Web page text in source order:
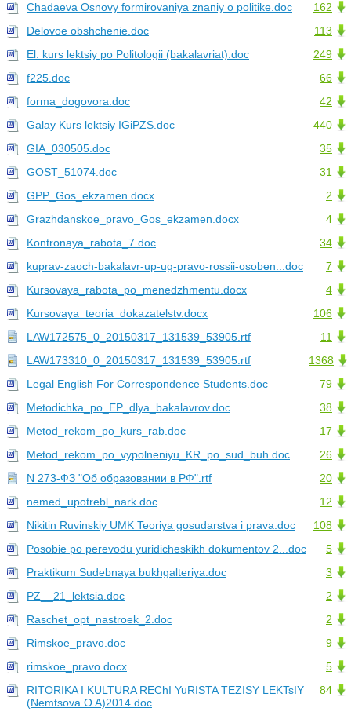
162
Chadaeva Osnovy formirovaniya znaniy o politike.doc
113
Delovoe obshchenie.doc
249
El. kurs lektsiy po Politologii (bakalavriat).doc
66
f225.doc
42
forma_dogovora.doc
440
Galay Kurs lektsiy IGiPZS.doc
35
GIA_030505.doc
31
GOST_51074.doc
2
GPP_Gos_ekzamen.docx
4
Grazhdanskoe_pravo_Gos_ekzamen.docx
34
Kontronaya_rabota_7.doc
7
kuprav-zaoch-bakalavr-up-ug-pravo-rossii-osoben...doc
4
Kursovaya_rabota_po_menedzhmentu.docx
106
Kursovaya_teoria_dokazatelstv.docx
11
LAW172575_0_20150317_131539_53905.rtf
1368
LAW173310_0_20150317_131539_53905.rtf
79
Legal English For Correspondence Students.doc
38
Metodichka_po_EP_dlya_bakalavrov.doc
17
Metod_rekom_po_kurs_rab.doc
26
Metod_rekom_po_vypolneniyu_KR_po_sud_buh.doc
20
N 273-ФЗ "Об образовании в РФ".rtf
12
nemed_upotrebl_nark.doc
108
Nikitin Ruvinskiy UMK Teoriya gosudarstva i prava.doc
5
Posobie po perevodu yuridicheskikh dokumentov 2...doc
3
Praktikum Sudebnaya bukhgalteriya.doc
2
PZ__21_lektsia.doc
2
Raschet_opt_nastroek_2.doc
9
Rimskoe_pravo.doc
5
rimskoe_pravo.docx
84
RITORIKA I KULTURA REChI YuRISTA TEZISY LEKTsIY
(Nemtsova O A)2014.doc